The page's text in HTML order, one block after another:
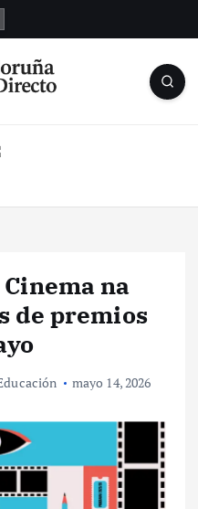
na
de premios
mayo 14, 2026